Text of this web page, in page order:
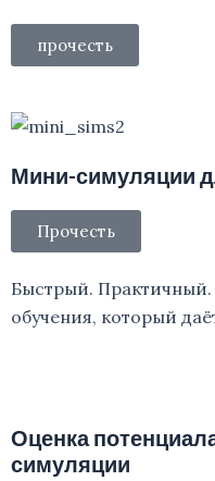
прочесть
Мини-симуляции
Прочесть
Быстрый.
обучения, который
Оценка
симуляции